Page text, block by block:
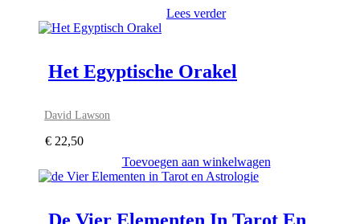
Lees verder
Het Egyptische Orakel
David Lawson
€ 22,50
Toevoegen aan winkelwagen
De Vier Elementen In Tarot En